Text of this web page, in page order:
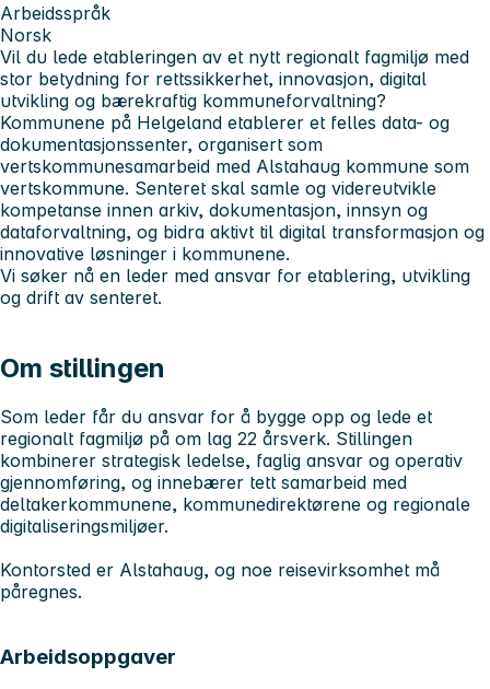
Arbeidsspråk
Norsk
Vil du lede etableringen av et nytt regionalt fagmiljø med
stor betydning for rettssikkerhet, innovasjon, digital
utvikling og bærekraftig kommuneforvaltning?
Kommunene på Helgeland etablerer et felles data- og
dokumentasjonssenter, organisert som
vertskommunesamarbeid med Alstahaug kommune som
vertskommune. Senteret skal samle og videreutvikle
kompetanse innen arkiv, dokumentasjon, innsyn og
dataforvaltning, og bidra aktivt til digital transformasjon og
innovative løsninger i kommunene.
Vi søker nå en leder med ansvar for etablering, utvikling
og drift av senteret.
Om stillingen
Som leder får du ansvar for å bygge opp og lede et
regionalt fagmiljø på om lag 22 årsverk. Stillingen
kombinerer strategisk ledelse, faglig ansvar og operativ
gjennomføring, og innebærer tett samarbeid med
deltakerkommunene, kommunedirektørene og regionale
digitaliseringsmiljøer.
Kontorsted er Alstahaug, og noe reisevirksomhet må
påregnes.
Arbeidsoppgaver